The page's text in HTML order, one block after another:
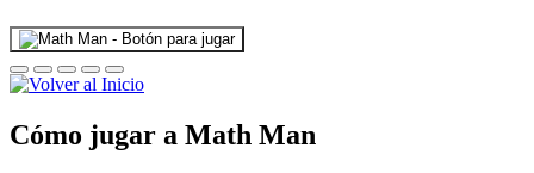
Cómo jugar a Math Man